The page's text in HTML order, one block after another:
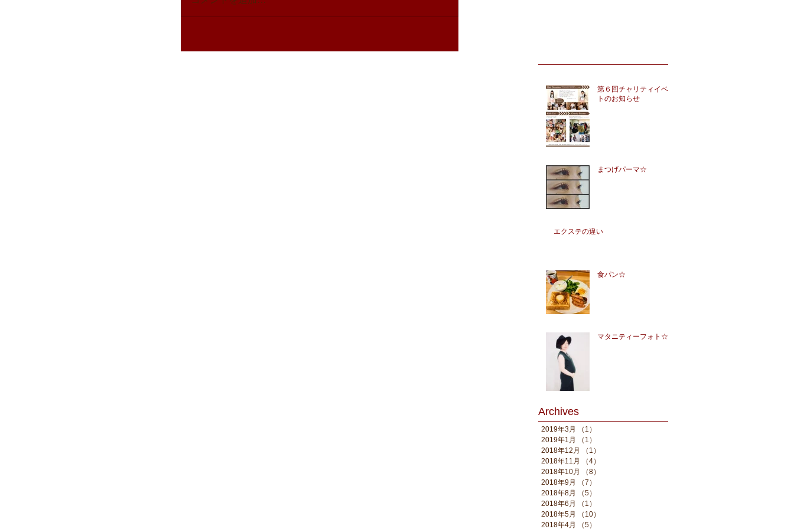
第６回チャリティイベン
トのお知らせ
まつげパーマ☆
エクステの違い
食パン☆
マタニティーフォト☆
Archives
2019年3月 （1）
2019年1月
（1）
2018年12月
（1）
2018年11月
（4）
2018年10月
（8）
2018年9月
（7）
2018年8月
（5）
2018年6月
（1）
2018年5月
（10）
2018年4月
（5）